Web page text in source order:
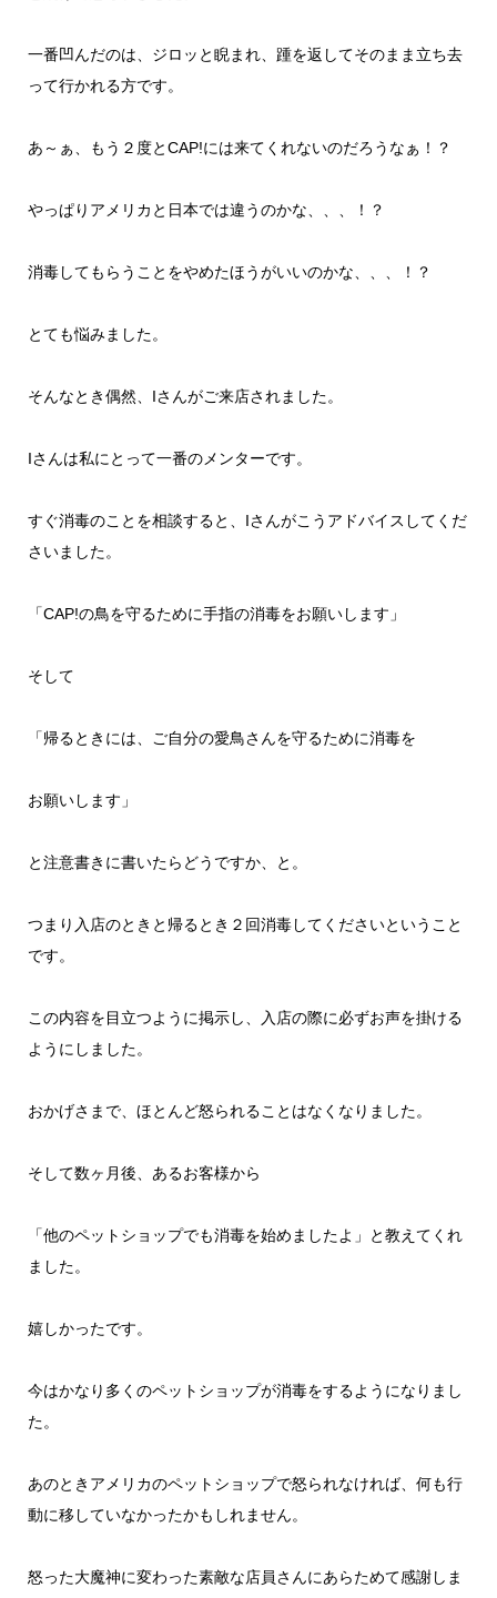
一番凹んだのは、ジロッと睨まれ、踵を返してそのまま立ち去
って行かれる方です。
あ～ぁ、もう２度とCAP!には来てくれないのだろうなぁ！？
やっぱりアメリカと日本では違うのかな、、、！？
消毒してもらうことをやめたほうがいいのかな、、、！？
とても悩みました。
そんなとき偶然、Iさんがご来店されました。
Iさんは私にとって一番のメンターです。
すぐ消毒のことを相談すると、Iさんがこうアドバイスしてくだ
さいました。
「CAP!の鳥を守るために手指の消毒をお願いします」
そして
「帰るときには、ご自分の愛鳥さんを守るために消毒を
お願いします」
と注意書きに書いたらどうですか、と。
つまり入店のときと帰るとき２回消毒してくださいということ
です。
この内容を目立つように掲示し、入店の際に必ずお声を掛ける
ようにしました。
おかげさまで、ほとんど怒られることはなくなりました。
そして数ヶ月後、あるお客様から
「他のペットショップでも消毒を始めましたよ」と教えてくれ
ました。
嬉しかったです。
今はかなり多くのペットショップが消毒をするようになりまし
た。
あのときアメリカのペットショップで怒られなければ、何も行
動に移していなかったかもしれません。
怒った大魔神に変わった素敵な店員さんにあらためて感謝しま